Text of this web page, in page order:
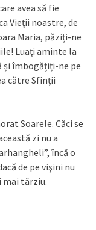
avea să fie
Vieții noastre, de
Maria, păziți-ne
Luați aminte la
și îmbogățiți-ne pe
către Sfinţii
Soarele. Căci se
zi nu a
încă o
de pe vişini nu
mai târziu.